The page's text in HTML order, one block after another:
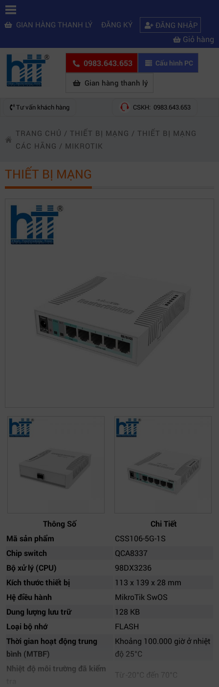
GIAN HÀNG THANH LÝ ĐĂNG KÝ ĐĂNG NHẬP
Giỏ hàng
0983.643.653 Cấu hình PC
Gian hàng thanh lý
Tư vấn khách hàng CSKH: 0983.643.653
TRANG CHỦ / THIẾT BỊ MẠNG / THIẾT BỊ MẠNG
CÁC HÃNG / MIKROTIK
THIẾT BỊ MẠNG
Thông Số
Chi Tiết
Mã sản phẩm
CSS106-5G-1S
Chip switch
QCA8337
Bộ xử lý (CPU)
98DX3236
Kích thước thiết bị
113 x 139 x 28 mm
Hệ điều hành
MikroTik SwOS
Dung lượng lưu trữ
128 KB
Loại bộ nhớ
FLASH
Thời gian hoạt động trung
bình (MTBF)
Khoảng 100.000 giờ ở nhiệt
độ 25°C
Nhiệt độ môi trường đã kiểm
Từ -20°C đến 70°C